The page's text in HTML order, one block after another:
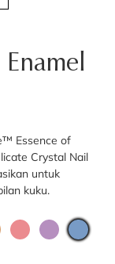
Essence of
Crystal Nail
untuk
kuku.